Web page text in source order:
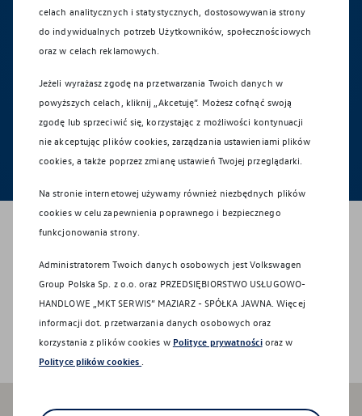
Salonem lub Autoryzowanym Partnerem Serwisowym, w celu
powiązanych z marką Volkswagen akcesoriów, produktów i usług
motoryzacyjnych, w tym także w celu profilowania na potrzeby
marketingu oraz realizacji działań posprzedażowych polegających na
marką, produktami i usługami marki Volkswagen.
Zobacz więcej
Wyślij
Jak nas znaleźć?
celach analitycznych i statystycznych, dostosowywania strony
do indywidualnych potrzeb Użytkowników, społecznościowych
oraz w celach reklamowych.
Jeżeli wyrażasz zgodę na przetwarzania Twoich danych w
powyższych celach, kliknij „Akcetuję”. Możesz cofnąć swoją
zgodę lub sprzeciwić się, korzystając z możliwości kontynuacji
nie akceptując plików cookies, zarządzania ustawieniami plików
cookies, a także poprzez zmianę ustawień Twojej przeglądarki.
Na stronie internetowej używamy również niezbędnych plików
cookies w celu zapewnienia poprawnego i bezpiecznego
funkcjonowania strony.
Administratorem Twoich danych osobowych jest Volkswagen
Group Polska Sp. z o.o. oraz PRZEDSIĘBIORSTWO USŁUGOWO-
HANDLOWE „MKT SERWIS” MAZIARZ - SPÓŁKA JAWNA. Więcej
informacji dot. przetwarzania danych osobowych oraz
korzystania z plików cookies w Polityce prywatnościoraz w
Polityce plików cookies